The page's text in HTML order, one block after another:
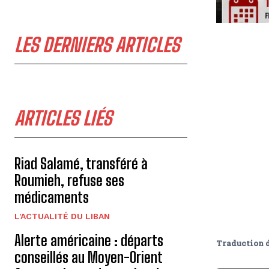
LES DERNIERS ARTICLES
ARTICLES LIÉS
Riad Salamé, transféré à
Roumieh, refuse ses
médicaments
L'ACTUALITÉ DU LIBAN
Alerte américaine : départs
conseillés au Moyen-Orient
Traduction